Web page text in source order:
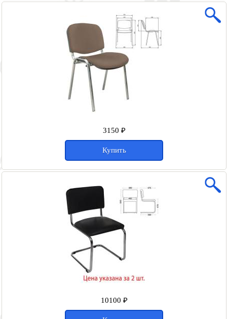
3150 ₽
Купить
10100 ₽